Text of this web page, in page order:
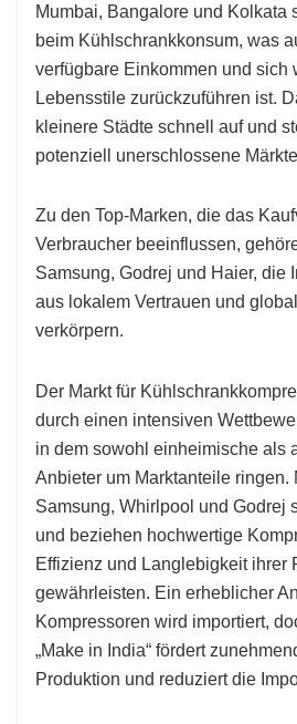
Mumbai, Bangalore und Kolkata
beim Kühlschrankkonsum, was
verfügbare Einkommen und sich
Lebensstile zurückzuführen ist.
kleinere Städte schnell auf und
potenziell unerschlossene
Zu den Top-Marken, die das
Verbraucher beeinflussen,
Samsung, Godrej und Haier, die
aus lokalem Vertrauen und
verkörpern.
Der Markt für
durch einen intensiven
in dem sowohl einheimische als
Anbieter um Marktanteile ringen.
Samsung, Whirlpool und Godrej
und beziehen hochwertige
Effizienz und Langlebigkeit ihrer
gewährleisten. Ein erheblicher
Kompressoren wird importiert,
„Make in India“ fördert
Produktion und reduziert die